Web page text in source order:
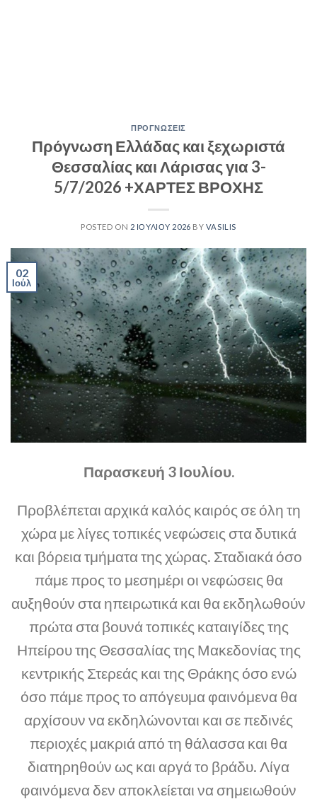
ΠΡΟΓΝΩΣΕΙΣ
Πρόγνωση Ελλάδας και ξεχωριστά
Θεσσαλίας και Λάρισας για 3-
5/7/2026 +ΧΑΡΤΕΣ ΒΡΟΧΗΣ
POSTED ON 2 ΙΟΥΛΊΟΥ 2026 BY VASILIS
02
Ιούλ
Παρασκευή 3 Ιουλίου.
Προβλέπεται αρχικά καλός καιρός σε όλη τη
χώρα με λίγες τοπικές νεφώσεις στα δυτικά
και βόρεια τμήματα της χώρας. Σταδιακά όσο
πάμε προς το μεσημέρι οι νεφώσεις θα
αυξηθούν στα ηπειρωτικά και θα εκδηλωθούν
πρώτα στα βουνά τοπικές καταιγίδες της
Ηπείρου της Θεσσαλίας της Μακεδονίας της
κεντρικής Στερεάς και της Θράκης όσο ενώ
όσο πάμε προς το απόγευμα φαινόμενα θα
αρχίσουν να εκδηλώνονται και σε πεδινές
περιοχές μακριά από τη θάλασσα και θα
διατηρηθούν ως και αργά το βράδυ. Λίγα
φαινόμενα δεν αποκλείεται να σημειωθούν